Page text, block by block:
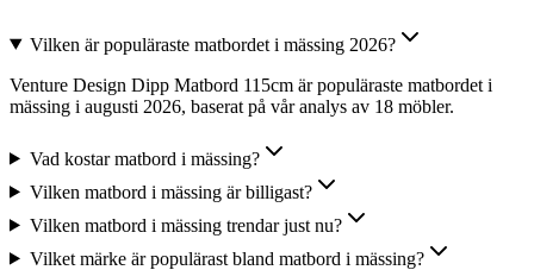
Vilken är populäraste matbordet i mässing 2026?
Venture Design Dipp Matbord 115cm är populäraste matbordet i
mässing i augusti 2026, baserat på vår analys av 18 möbler.
Vad kostar matbord i mässing?
Vilken matbord i mässing är billigast?
Vilken matbord i mässing trendar just nu?
Vilket märke är populärast bland matbord i mässing?